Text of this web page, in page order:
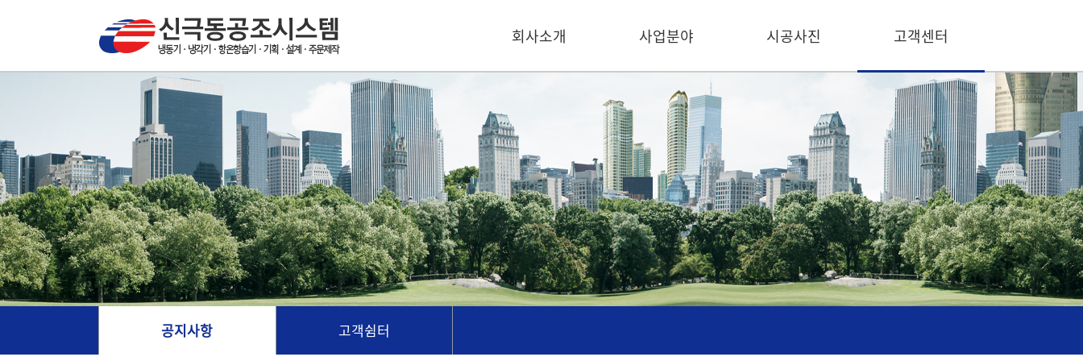
회사소개 사업분야 시공사진 고객센터
공지사항 고객쉼터